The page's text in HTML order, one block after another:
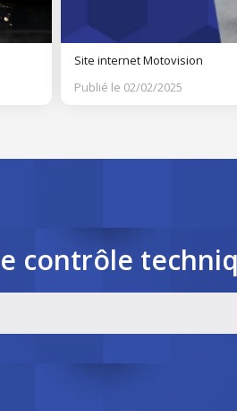
cookies
Site internet Motovision
Publié le 02/02/2025
contrôle